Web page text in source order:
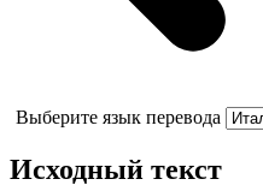
Выберите язык перевода
Исходный текст